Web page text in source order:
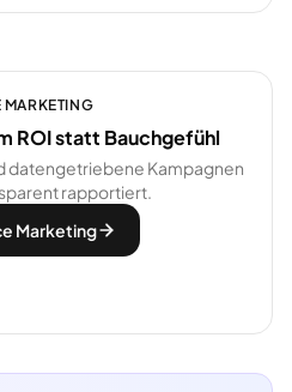
MARKETING
ROI statt Bauchgefühl
datengetriebene Kampagnen
rapportiert.
Marketing